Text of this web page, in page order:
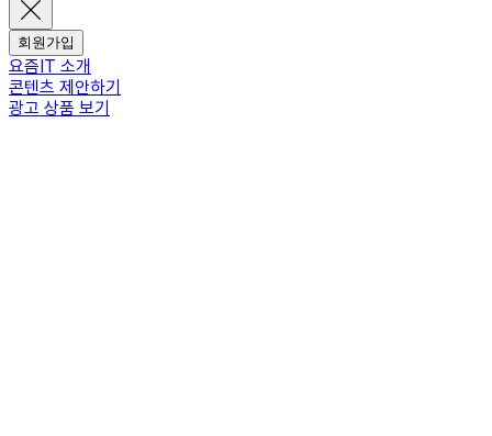
회원가입
요즘IT 소개
콘텐츠 제안하기
광고 상품 보기